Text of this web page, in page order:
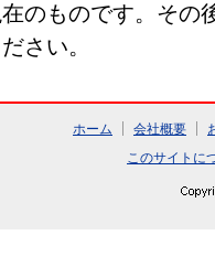
のものです。そ
さい。
ホーム 会社概要
このサイトに